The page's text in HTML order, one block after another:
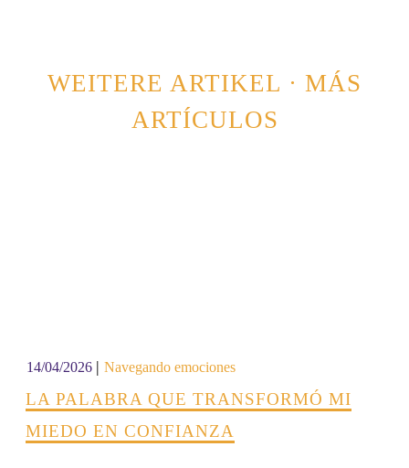
WEITERE ARTIKEL · MÁS
ARTÍCULOS
14/04/2026 | Navegando emociones
LA PALABRA QUE TRANSFORMÓ MI
MIEDO EN CONFIANZA